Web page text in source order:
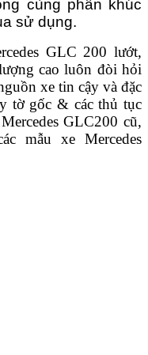
cùng phân khúc
sử dụng.
GLC 200 lướt,
cao luôn đòi hỏi
xe tin cậy và đặc
tờ gốc & các thủ tục
GLC200 cũ,
mẫu xe Mercedes